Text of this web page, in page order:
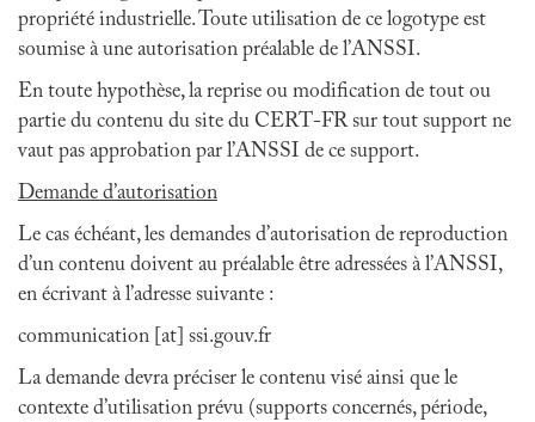
propriété industrielle. Toute utilisation de ce logotype est
soumise à une autorisation préalable de l’ANSSI.
En toute hypothèse, la reprise ou modification de tout ou
partie du contenu du site du CERT-FR sur tout support ne
vaut pas approbation par l’ANSSI de ce support.
Demande d’autorisation
Le cas échéant, les demandes d’autorisation de reproduction
d’un contenu doivent au préalable être adressées à l’ANSSI,
en écrivant à l’adresse suivante :
communication [at] ssi.gouv.fr
La demande devra préciser le contenu visé ainsi que le
contexte d’utilisation prévu (supports concernés, période,